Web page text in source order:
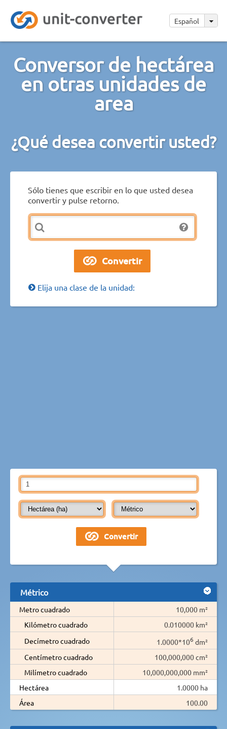
Español
Conversor de hectárea
en otras unidades de
area
¿Qué desea convertir usted?
Sólo tienes que escribir en lo que usted desea
convertir y pulse retorno.
Elija una clase de la unidad:
Métrico
Metro cuadrado
10,000 m²
Kilómetro cuadrado
0.010000 km²
Decímetro cuadrado
1.0000*106 dm²
Centímetro cuadrado
100,000,000 cm²
Milímetro cuadrado
10,000,000,000 mm²
Hectárea
1.0000 ha
Área
100.00